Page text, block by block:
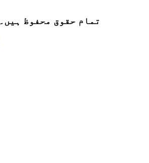
تمام حقوق محفوظ ہیں۔